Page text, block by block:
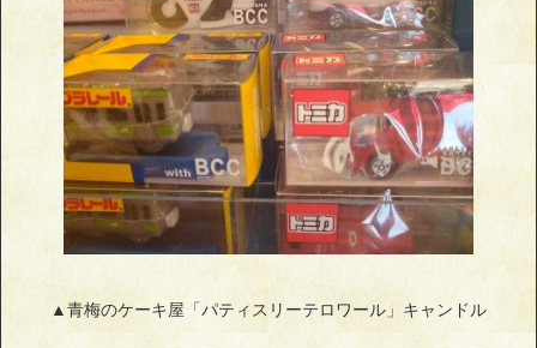
▲青梅のケーキ屋「パティスリーテロワール」キャンドル